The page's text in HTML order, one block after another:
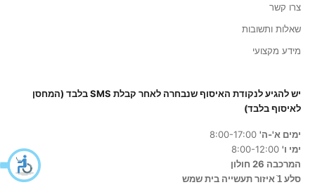
צרו קשר
שאלות ותשובות
מידע מקצועי
יש להגיע לנקודת האיסוף שנבחרה לאחר קבלת SMS בלבד (המחסן
לאיסוף בלבד)
ימים א'-ה'
ימי ו'
המרכבה 26 חולון
סלע 1ֿ איזור תעשייה בית שמש